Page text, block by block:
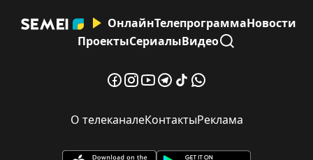
ОнлайнТелепрограммаНовости
ПроектыСериалыВидео
О телеканалеКонтактыРеклама